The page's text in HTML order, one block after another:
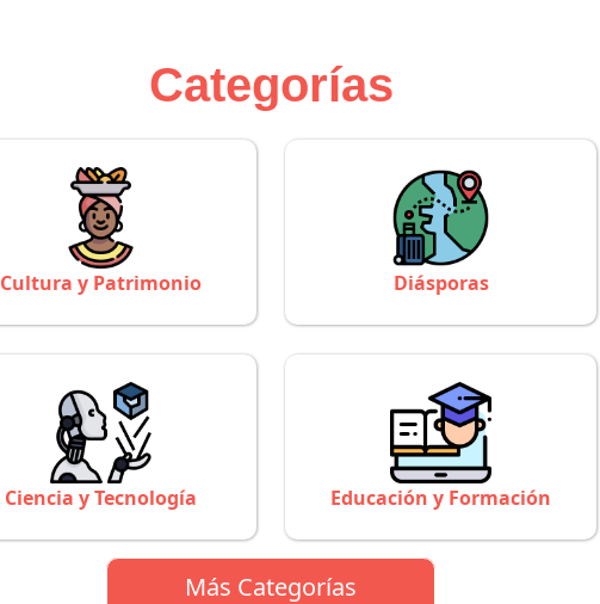
Categorías
Cultura y Patrimonio Diásporas
Ciencia y Tecnología Educación y Formación
Más Categorías